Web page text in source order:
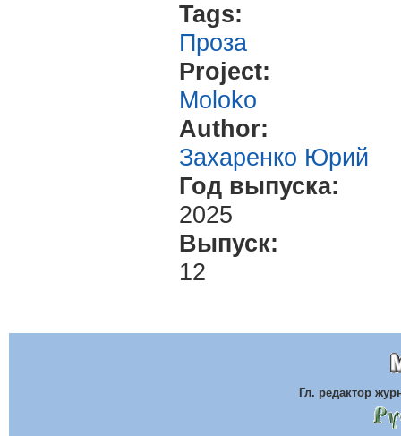
Tags:
Проза
Project:
Moloko
Author:
Захаренко Юрий
Год выпуска:
2025
Выпуск:
12
Гл. редактор